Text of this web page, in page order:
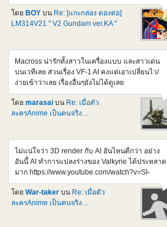
<img
src="https://img1.pic.in.th/images/DEn4.jpg"
alt="DEn4" border="0"></a> <a
href="https://pic.in.th/image/DEn5.UJGrwv">
alt="DEn5" border="0"></a> หน้าตาหล่อขึ้นกว่า
เดิม สัดส่วนดูสมส่วนขึ้น น่าจะสูงกว่า 1/100 เกรด
เก่า Credit : Gundamkitscollection เจ้าเก่าดั้งเดิม
ตัวนี้ ก็มีตัวเก่า ยุคโบราณอยู่แหละ แต่เปลี่ยนมือ
เปนแบบชุดแต่งที่ขยับข้อนิ้วได้หมด สมันนั้นสั่งจาก
HLJ /สรุปตัวเก่าเลยรอดจากการถูกผ่าดัดแปลงไป
แหละ พวกตัวเก่าๆ Ball joint ย้วยๆไปหมดละเห็น
วันก่อนๆ มีคนถามหา Ball Joint ขา ตัวใดตัวนึงไว้
ออกจากแผง จะไม่รู้ว่ามันเปน Parts เบอร์อะไรหนะ
จะเซ็งก็ตรงที่ แววจะเปน P ไปตลอดหลังจากนี้
โดย BOY บน Re: [แกะกล่อง ดองต่อ]
LM314V21 " V2 Gundam ver.KA "
Macross น่ารักทั้งสาวในเครื่องแบบ และสาวเด่น
บนเวทีเลย ส่วนเรื่อง VF-1 AI คงแต่เอาเปลี่ยนไว/
ง่ายเข้าว่าเลย เรื่องอื่นๆยังไม่ได้ดูเลย
โดย marasai บน Re: เมื่อตัว
ละครAnime เป็นคนจริง…
ไม่แน่ใจว่า 3D render กับ AI อันไหนดีกว่า อย่าง
อันนี้ AI ทำการแปลงร่างของ Valkyrie ได้ประหลาด
มาก https://www.youtube.com/watch?v=SI-
tINRkQVE https://www.youtube.com/watch?
v=igYoaJTS5G8
https://www.youtube.com/watch?v=RTxR6gU-
โดย War-taker บน Re: เมื่อตัว
ละครAnime เป็นคนจริง…